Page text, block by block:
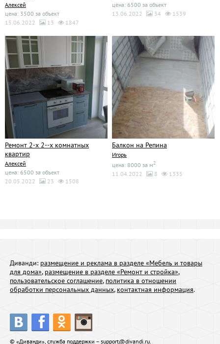
Алексей
цена: 3500 за объект
15.06.2022
13 1847
цена: 6500 за объект
13.06.2022
34 1539
Ремонт 2-х 2--х комнатных
квартир
Алексей
цена: 6500 за объект
20.05.2022
23 1508
Балкон на Репина
Игорь
цена: 8000 за м2
11.04.2022 8 1335
Диванди: размещение и реклама в разделе «Мебель и товары
для дома», размещение в разделе «Ремонт и стройка»,
пользовательское соглашение, политика в отношении
обработки персональных данных, контактная информация.
© «Диванди», служба поддержки – support@divandi.ru.